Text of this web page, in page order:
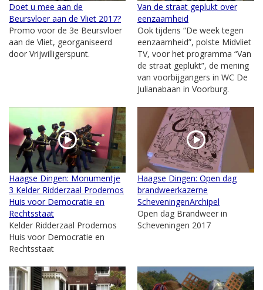
Doet u mee aan de
Beursvloer aan de Vliet 2017?
Promo voor de 3e Beursvloer
aan de Vliet, georganiseerd
door Vrijwilligerspunt.
Van de straat geplukt over
eenzaamheid
Ook tijdens “De week tegen
eenzaamheid”, polste Midvliet
TV, voor het programma “Van
de straat geplukt”, de mening
van voorbijgangers in WC De
Julianabaan in Voorburg.
Haagse Dingen: Monumentje
3 Kelder Ridderzaal Prodemos
Huis voor Democratie en
Rechtsstaat
Kelder Ridderzaal Prodemos
Huis voor Democratie en
Rechtsstaat
Haagse Dingen: Open dag
brandweerkazerne
ScheveningenArchipel
Open dag Brandweer in
Scheveningen 2017